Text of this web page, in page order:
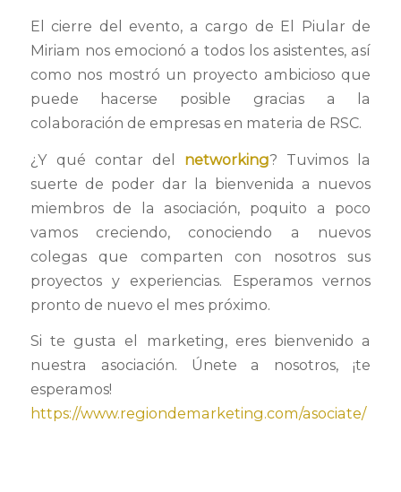
El cierre del evento, a cargo de El Piular de
Miriam nos emocionó a todos los asistentes, así
como nos mostró un proyecto ambicioso que
puede hacerse posible gracias a la
colaboración de empresas en materia de RSC.
¿Y qué contar del networking? Tuvimos la
suerte de poder dar la bienvenida a nuevos
miembros de la asociación, poquito a poco
vamos creciendo, conociendo a nuevos
colegas que comparten con nosotros sus
proyectos y experiencias. Esperamos vernos
pronto de nuevo el mes próximo.
Si te gusta el marketing, eres bienvenido a
nuestra asociación. Únete a nosotros, ¡te
esperamos!
https://www.regiondemarketing.com/asociate/